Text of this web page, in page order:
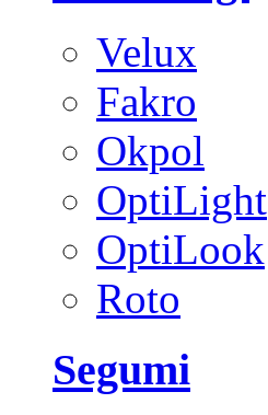
Velux
Fakro
Okpol
OptiLight
OptiLook
Roto
Segumi